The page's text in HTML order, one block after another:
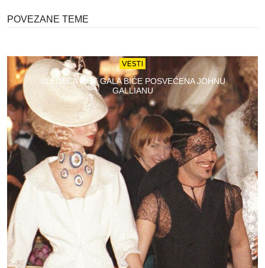
POVEZANE TEME
VESTI
SLEDEĆA MET GALA BIĆE POSVEĆENA JOHNU
GALLIANU